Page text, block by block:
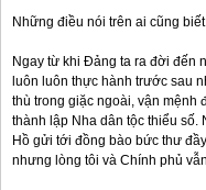
Những điều nói trên ai cũng
Ngay từ khi Đảng ta ra đời đến
luôn luôn thực hành trước sau
thù trong giặc ngoài, vận mệnh
thành lập Nha dân tộc thiểu số.
Hồ gửi tới đồng bào bức thư
nhưng lòng tôi và Chính phủ